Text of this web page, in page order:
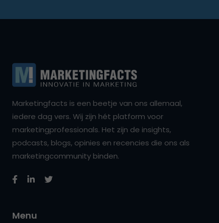
Marketingfacts is een beetje van ons allemaal,
iedere dag vers. Wij zijn hét platform voor
marketingprofessionals. Het zijn de insights,
podcasts, blogs, opinies en recencies die ons als
marketingcommunity binden.
Menu